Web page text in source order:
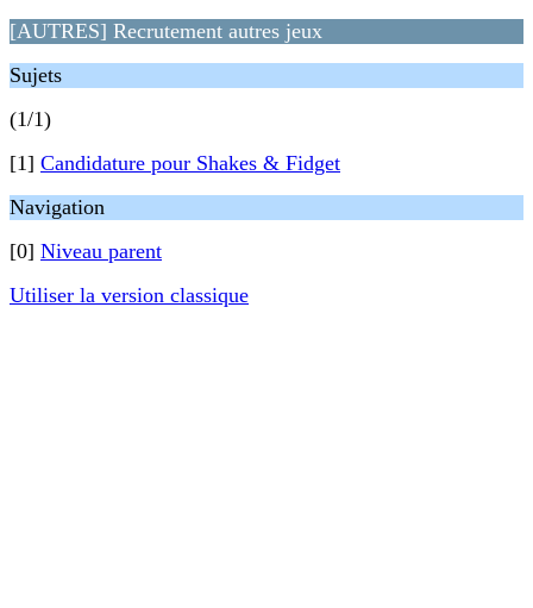
[AUTRES] Recrutement autres jeux
Sujets
(1/1)
[1] Candidature pour Shakes & Fidget
Navigation
[0] Niveau parent
Utiliser la version classique